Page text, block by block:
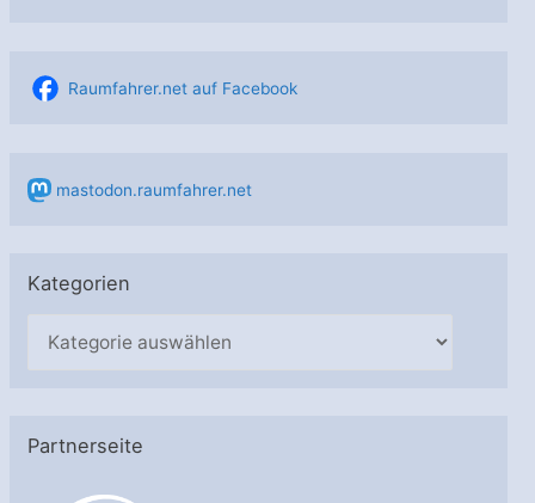
Raumfahrer.net auf Facebook
mastodon.raumfahrer.net
Kategorien
g
Partnerseite